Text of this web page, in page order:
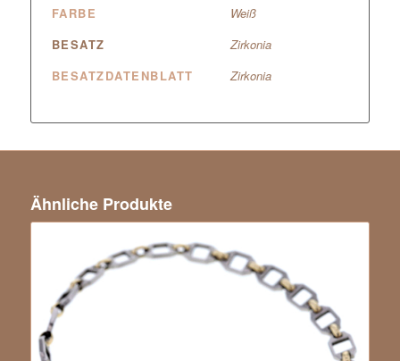
FARBE
Weiß
BESATZ
Zirkonia
BESATZDATENBLATT
Zirkonia
Ähnliche Produkte